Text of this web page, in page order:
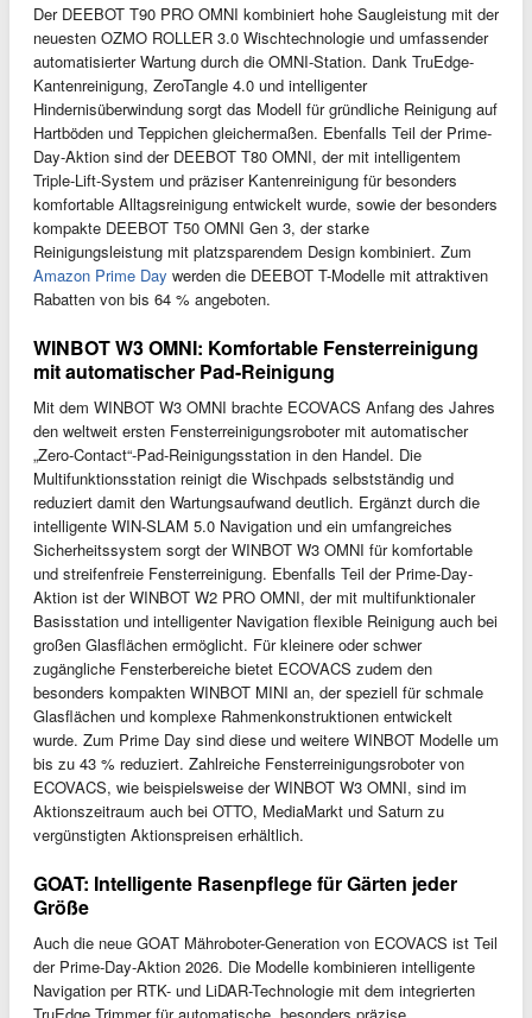
Der DEEBOT T90 PRO OMNI kombiniert hohe Saugleistung mit der
neuesten OZMO ROLLER 3.0 Wischtechnologie und umfassender
automatisierter Wartung durch die OMNI-Station. Dank TruEdge-
Kantenreinigung, ZeroTangle 4.0 und intelligenter
Hindernisüberwindung sorgt das Modell für gründliche Reinigung auf
Hartböden und Teppichen gleichermaßen. Ebenfalls Teil der Prime-
Day-Aktion sind der DEEBOT T80 OMNI, der mit intelligentem
Triple-Lift-System und präziser Kantenreinigung für besonders
komfortable Alltagsreinigung entwickelt wurde, sowie der besonders
kompakte DEEBOT T50 OMNI Gen 3, der starke
Reinigungsleistung mit platzsparendem Design kombiniert. Zum
Amazon Prime Day werden die DEEBOT T-Modelle mit attraktiven
Rabatten von bis 64 % angeboten.
WINBOT W3 OMNI: Komfortable Fensterreinigung
mit automatischer Pad-Reinigung
Mit dem WINBOT W3 OMNI brachte ECOVACS Anfang des Jahres
den weltweit ersten Fensterreinigungsroboter mit automatischer
„Zero-Contact“-Pad-Reinigungsstation in den Handel. Die
Multifunktionsstation reinigt die Wischpads selbstständig und
reduziert damit den Wartungsaufwand deutlich. Ergänzt durch die
intelligente WIN-SLAM 5.0 Navigation und ein umfangreiches
Sicherheitssystem sorgt der WINBOT W3 OMNI für komfortable
und streifenfreie Fensterreinigung. Ebenfalls Teil der Prime-Day-
Aktion ist der WINBOT W2 PRO OMNI, der mit multifunktionaler
Basisstation und intelligenter Navigation flexible Reinigung auch bei
großen Glasflächen ermöglicht. Für kleinere oder schwer
zugängliche Fensterbereiche bietet ECOVACS zudem den
besonders kompakten WINBOT MINI an, der speziell für schmale
Glasflächen und komplexe Rahmenkonstruktionen entwickelt
wurde. Zum Prime Day sind diese und weitere WINBOT Modelle um
bis zu 43 % reduziert. Zahlreiche Fensterreinigungsroboter von
ECOVACS, wie beispielsweise der WINBOT W3 OMNI, sind im
Aktionszeitraum auch bei OTTO, MediaMarkt und Saturn zu
vergünstigten Aktionspreisen erhältlich.
GOAT: Intelligente Rasenpflege für Gärten jeder
Größe
Auch die neue GOAT Mähroboter-Generation von ECOVACS ist Teil
der Prime-Day-Aktion 2026. Die Modelle kombinieren intelligente
Navigation per RTK- und LiDAR-Technologie mit dem integrierten
TruEdge Trimmer für automatische, besonders präzise